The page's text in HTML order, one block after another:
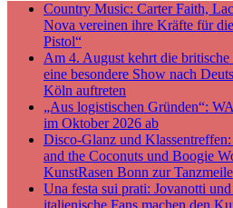
Country Music: Carter Faith,
Nova vereinen ihre Kräfte für
Pistol“
Am 4. August kehrt die
eine besondere Show nach
Köln auftreten
„Aus logistischen Gründen“:
im Oktober 2026 ab
Disco-Glanz und
and the Coconuts und Boogie
KunstRasen Bonn zur Tanzmeile
Una festa sui prati: Jovanotti